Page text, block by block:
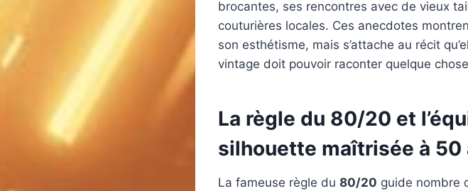
brocantes, ses rencontres avec de vieux
couturières locales. Ces anecdotes
son esthétisme, mais s’attache au récit
vintage doit pouvoir raconter quelque
La règle du 80/20 et
silhouette maîtrisée à 50
La fameuse règle du 80/20 guide nombre